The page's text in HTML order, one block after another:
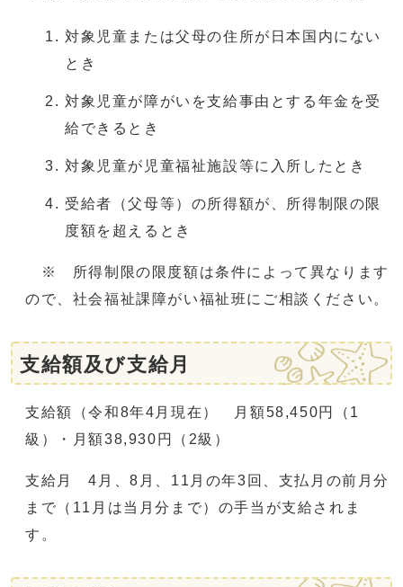
対象児童または父母の住所が日本国内にない
とき
対象児童が障がいを支給事由とする年金を受
給できるとき
対象児童が児童福祉施設等に入所したとき
受給者（父母等）の所得額が、所得制限の限
度額を超えるとき
※ 所得制限の限度額は条件によって異なります
ので、社会福祉課障がい福祉班にご相談ください。
支給額及び支給月
支給額（令和8年4月現在） 月額58,450円（1
級）・月額38,930円（2級）
支給月 4月、8月、11月の年3回、支払月の前月分
まで（11月は当月分まで）の手当が支給されま
す。